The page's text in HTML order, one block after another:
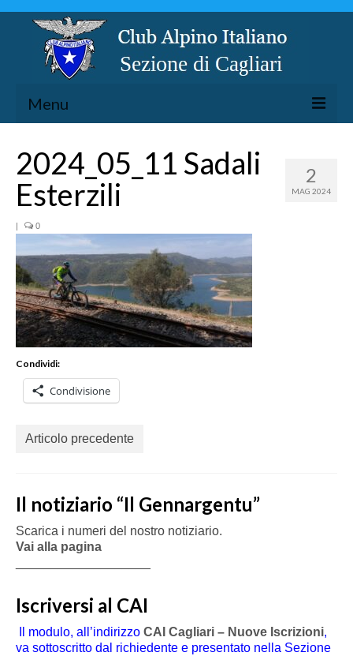
Menu
ESCURSIONISMO
SPELEOLOGIA
ARRAMPICATA
TORRENTISMO
2
MAG 2024
2024_05_11 Sadali
Esterzili
| 0
Condividi:
Condivisione
Articolo precedente
Il notiziario “Il Gennargentu”
Scarica i numeri del nostro notiziario.
Vai alla pagina
Iscriversi al CAI
Il modulo, all’indirizzo CAI Cagliari – Nuove Iscrizioni,
va sottoscritto dal richiedente e presentato nella Sezione